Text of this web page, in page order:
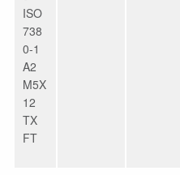
ISO
738
0-1
A2
M5X
12
TX
FT